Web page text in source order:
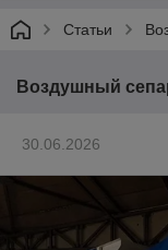
Статьи
Воздушный
30.06.2026